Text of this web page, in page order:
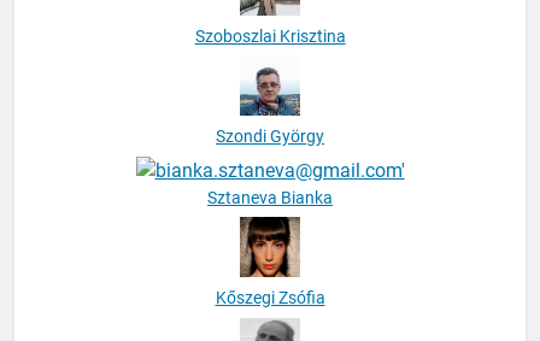
Szoboszlai Krisztina
Szondi György
Sztaneva Bianka
Kőszegi Zsófia